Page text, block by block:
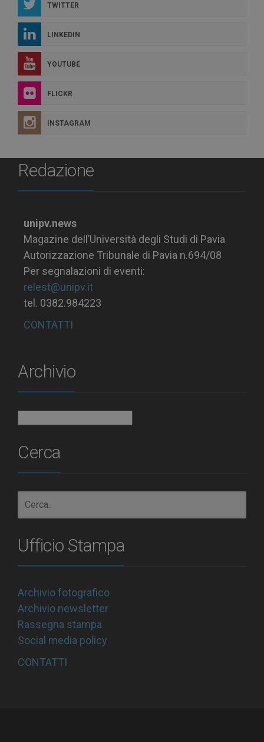
TWITTER
LINKEDIN
YOUTUBE
FLICKR
INSTAGRAM
Redazione
unipv.news
Magazine dell’Università degli Studi di Pavia
Autorizzazione Tribunale di Pavia n.694/08
Per segnalazioni di eventi:
relest@unipv.it
tel. 0382.984223
CONTATTI
Archivio
Cerca
Ufficio Stampa
Archivio fotografico
Archivio newsletter
Rassegna stampa
Social media policy
CONTATTI